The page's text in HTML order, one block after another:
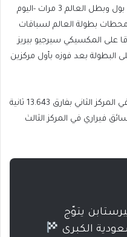
فاز الهولندي ماكس فرستابن سائق رد بول وبطل العالم 3 مرات -اليوم
محطات بطولة العالم لسباقات
على المكسيكي سيرجيو بيريز
البطولة بعد فوزه بأول مركزين
وحلّ بيريز، بطل سباق العام الماضي، في المركز الثاني بفارق 13.643 ثانية
فيراري في المركز الثالث
يتوّج
الكبرى